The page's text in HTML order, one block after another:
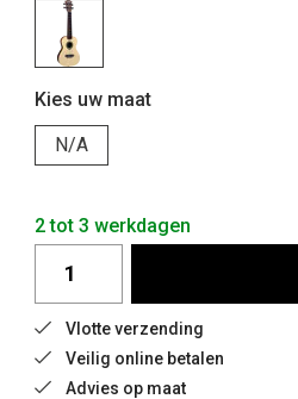
Kies uw maat
N/A
2 tot 3 werkdagen
Vlotte verzending
Veilig online betalen
Advies op maat